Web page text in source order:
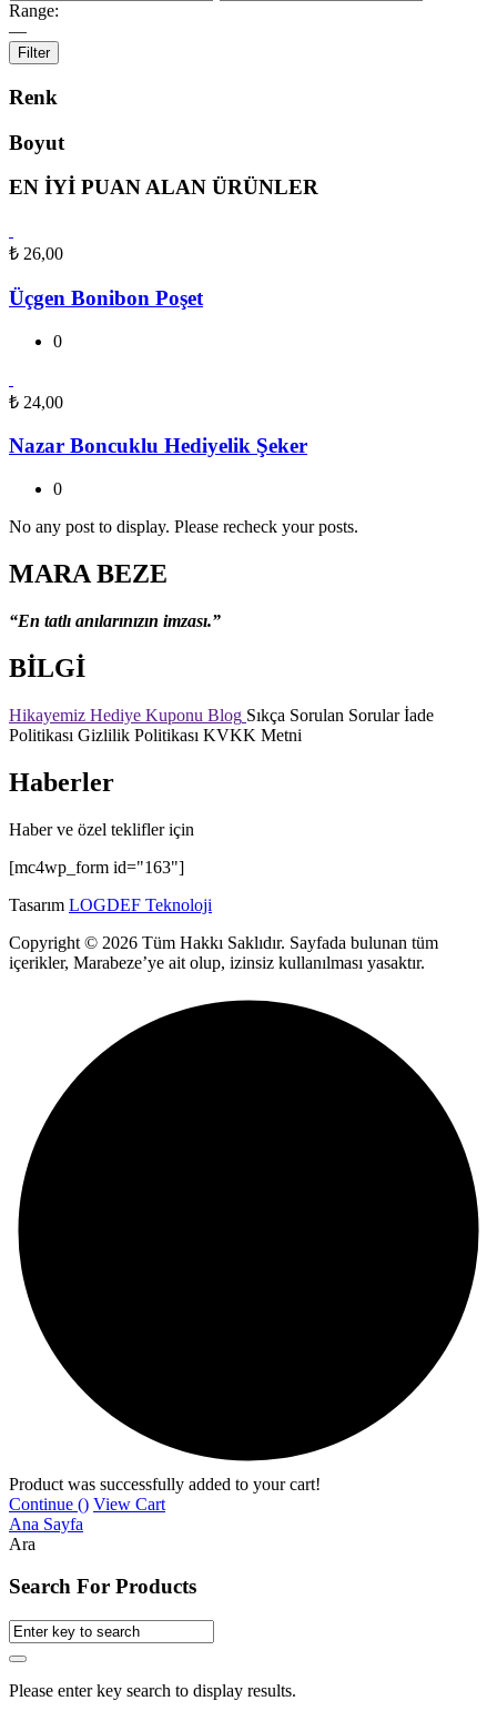
Range:
—
Filter
Renk
Boyut
EN İYİ PUAN ALAN ÜRÜNLER
₺ 26,00
Üçgen Bonibon Poşet
0
₺ 24,00
Nazar Boncuklu Hediyelik Şeker
0
No any post to display. Please recheck your posts.
MARA BEZE
“En tatlı anılarınızın imzası.”
BİLGİ
Hikayemiz Hediye Kuponu Blog Sıkça Sorulan Sorular İade
Politikası Gizlilik Politikası KVKK Metni
Haberler
Haber ve özel teklifler için
[mc4wp_form id="163"]
Tasarım LOGDEF Teknoloji
Copyright © 2026 Tüm Hakkı Saklıdır. Sayfada bulunan tüm
içerikler, Marabeze’ye ait olup, izinsiz kullanılması yasaktır.
Product was successfully added to your cart!
Continue () View Cart
Ana Sayfa
Ara
Search For Products
Please enter key search to display results.